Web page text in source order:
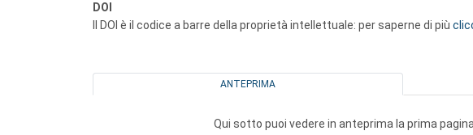
DOI
Il DOI è il codice a barre della proprietà intellettuale: per saperne di più
ANTEPRIMA
Qui sotto puoi vedere in anteprima la prima